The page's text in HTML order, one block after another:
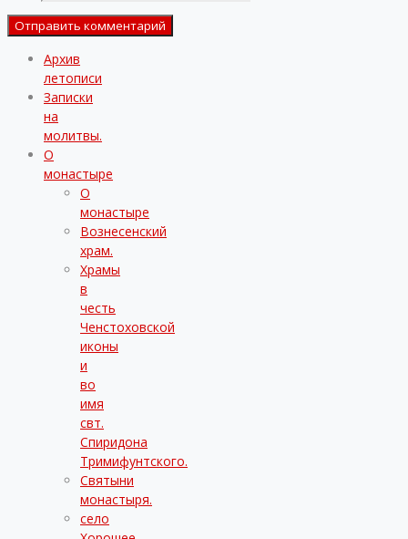
Архив
летописи
Записки
на
молитвы.
О
монастыре
О
монастыре
Вознесенский
храм.
Храмы
в
честь
Ченстоховской
иконы
и
во
имя
свт.
Спиридона
Тримифунтского.
Святыни
монастыря.
село